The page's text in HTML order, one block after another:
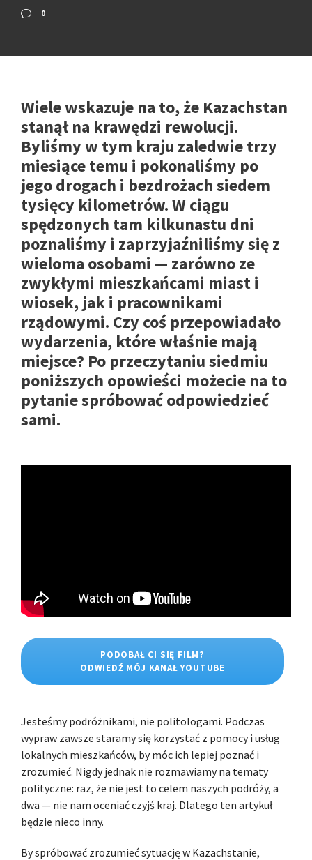
0
Wiele wskazuje na to, że Kazachstan
stanął na krawędzi rewolucji.
Byliśmy w tym kraju zaledwie trzy
miesiące temu i pokonaliśmy po
jego drogach i bezdrożach siedem
tysięcy kilometrów. W ciągu
spędzonych tam kilkunastu dni
poznaliśmy i zaprzyjaźniliśmy się z
wieloma osobami — zarówno ze
zwykłymi mieszkańcami miast i
wiosek, jak i pracownikami
rządowymi. Czy coś przepowiadało
wydarzenia, które właśnie mają
miejsce? Po przeczytaniu siedmiu
poniższych opowieści możecie na to
pytanie spróbować odpowiedzieć
sami.
PODOBAŁ CI SIĘ FILM?
ODWIEDŹ MÓJ KANAŁ YOUTUBE
Jesteśmy podróżnikami, nie politologami. Podczas
wypraw zawsze staramy się korzystać z pomocy i usług
lokalnych mieszkańców, by móc ich lepiej poznać i
zrozumieć. Nigdy jednak nie rozmawiamy na tematy
polityczne: raz, że nie jest to celem naszych podróży, a
dwa — nie nam oceniać czyjś kraj. Dlatego ten artykuł
będzie nieco inny.
By spróbować zrozumieć sytuację w Kazachstanie,